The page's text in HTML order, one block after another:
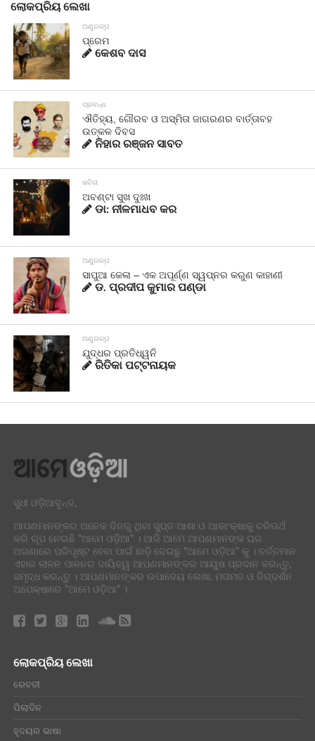
ଲୋକପ୍ରିୟ ଲେଖା
ଅଣୁଗଳ୍ପ
ପ୍ରେମ
କେଶବ ଦାସ
ପ୍ରବନ୍ଧ
ଐତିହ୍ୟ, ଗୌରବ ଓ ଅସ୍ମିତା ଜାଗରଣର ବାର୍ତ୍ତାବହ
ଉତ୍କଳ ଦିବସ
ନିହାର ରଞ୍ଜନ ସାବତ
କବିତା
ଅବଣ୍ଟା ସୁଖ ଦୁଃଖ
ଡା: ନୀଳମାଧବ କର
ଅଣୁଗଳ୍ପ
ସାପୁଆ କେଳା – ଏକ ଅପୂର୍ଣ୍ଣ ସ୍ୱପ୍ନର କରୁଣ କାହାଣୀ
ଡ. ପ୍ରଦୀପ କୁମାର ପଣ୍ଡା
ଅଣୁଗଳ୍ପ
ଯୁଦ୍ଧର ପ୍ରତିଧ୍ୱନି
ରିତିକା ପଟ୍ଟନାୟକ
ସୁଧୀ ଓଡ଼ିଆବୃନ୍ଦ,
ଆପଣମାନଙ୍କର ଅନେକ ଦିନରୁ ଥିବା ସୁପ୍ତ ଆଶା ଓ ଆକାଂକ୍ଷାକୁ ଚରିତାର୍ଥ
କରି ରୂପ ନେଇଛି "ଆମେ ଓଡ଼ିଆ" । ଆଜି ଆମେ ଆପଣମାନଙ୍କ ଘର
ଅଗଣାରେ ପରିପୃଷ୍ଟ ହେବା ପାଇଁ ଛାଡ଼ି ଦେଇଛୁ "ଆମେ ଓଡ଼ିଆ" କୁ । ବର୍ତ୍ତମାନ
ଏହାର ଲାଳନ ପାଳନର ଦାୟିତ୍ୱ ଆପଣମାନଙ୍କର ଆୟୁଷ ପ୍ରଦାନ କରନ୍ତୁ,
ସମୃଦ୍ଧ କରନ୍ତୁ । ଆପଣମାନଙ୍କର ଉପାଦେୟ ଲେଖା, ମତାମତ ଓ ଦିଗ୍ଦର୍ଶନ
ଅପେକ୍ଷାରେ "ଆମେ ଓଡ଼ିଆ" ।
ଲୋକପ୍ରିୟ ଲେଖା
ରେବତୀ
ପିଲାଦିନ
ହୃଦୟର ଭାଷା